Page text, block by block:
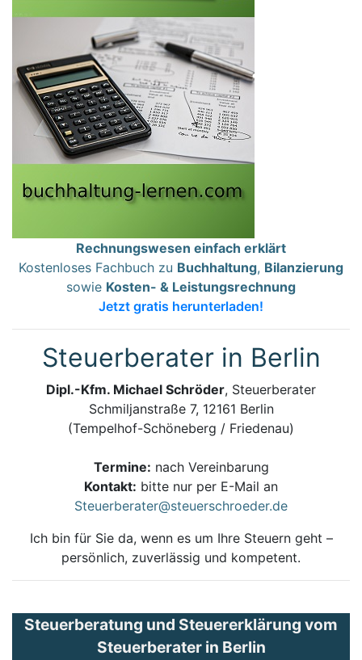
Rechnungswesen einfach erklärt
Kostenloses Fachbuch zu Buchhaltung, Bilanzierung
sowie Kosten- & Leistungsrechnung
Jetzt gratis herunterladen!
Steuerberater in Berlin
Dipl.-Kfm. Michael Schröder, Steuerberater
Schmiljanstraße 7, 12161 Berlin
(Tempelhof-Schöneberg / Friedenau)
Termine: nach Vereinbarung
Kontakt: bitte nur per E-Mail an
Steuerberater@steuerschroeder.de
Ich bin für Sie da, wenn es um Ihre Steuern geht –
persönlich, zuverlässig und kompetent.
Steuerberatung und Steuererklärung vom
Steuerberater in Berlin